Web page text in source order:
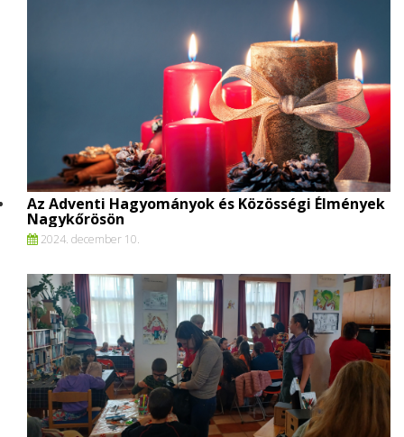
Az Adventi Hagyományok és Közösségi Élmények
Nagykőrösön
2024. december 10.